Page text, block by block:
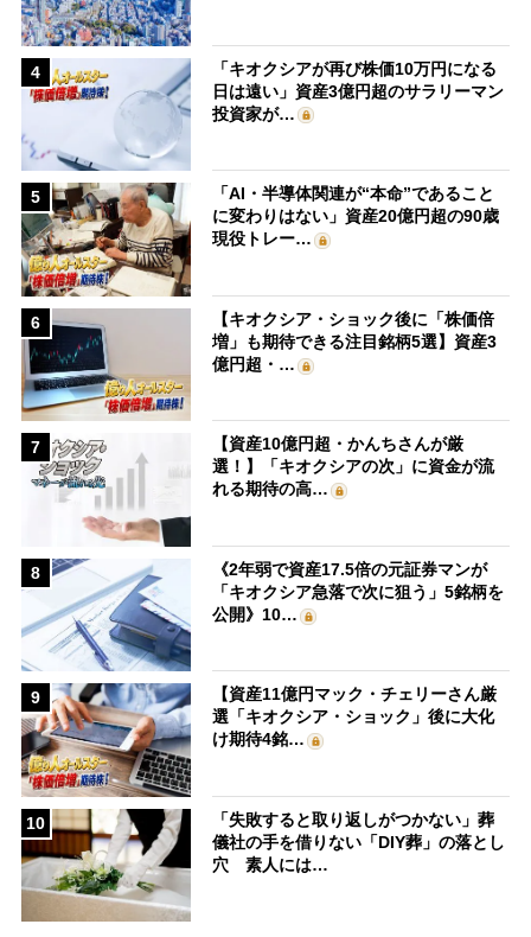
4
「キオクシアが再び株価10万円になる
日は遠い」資産3億円超のサラリーマン
投資家が…
5
「AI・半導体関連が“本命”であること
に変わりはない」資産20億円超の90歳
現役トレー…
6
【キオクシア・ショック後に「株価倍
増」も期待できる注目銘柄5選】資産3
億円超・…
7
【資産10億円超・かんちさんが厳
選！】「キオクシアの次」に資金が流
れる期待の高…
8
《2年弱で資産17.5倍の元証券マンが
「キオクシア急落で次に狙う」5銘柄を
公開》10…
9
【資産11億円マック・チェリーさん厳
選「キオクシア・ショック」後に大化
け期待4銘…
10
「失敗すると取り返しがつかない」葬
儀社の手を借りない「DIY葬」の落とし
穴 素人には…